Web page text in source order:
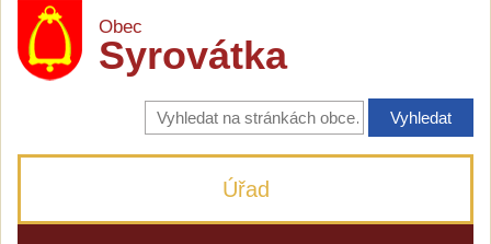
Obec
Syrovátka
Vyhledávání
na
stránkách
Úřad